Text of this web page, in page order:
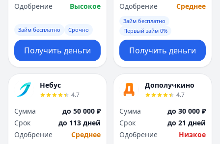
Одобрение
Высокое
Займ бесплатно Срочно
Получить деньги
Одобрение
Среднее
Займ бесплатно
Первый займ 0%
Получить деньги
Небус
4.7
Сумма
до 50 000 ₽
Срок
до 113 дней
Одобрение
Среднее
Дополучкино
4.7
Сумма
до 30 000 ₽
Срок
до 21 дней
Одобрение
Низкое